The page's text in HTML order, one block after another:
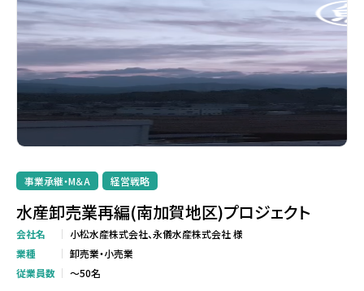
事業承継・M＆A 経営戦略
水産卸売業再編(南加賀地区)プロジェクト
会社名
小松水産株式会社、永儀水産株式会社 様
業種
卸売業・小売業
従業員数
～50名